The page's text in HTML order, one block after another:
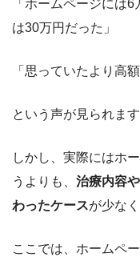
「ホームページには
は30万円だった」
「思っていたより高
という声が見られます
しかし、実際にはホ
うよりも、 治療内容
わったケースが少な
ここでは、ホームペ